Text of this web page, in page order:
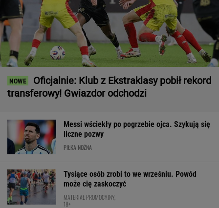
Oficjalnie: Klub z Ekstraklasy pobił rekord
transferowy! Gwiazdor odchodzi
Messi wściekły po pogrzebie ojca. Szykują się
liczne pozwy
PIŁKA NOŻNA
Tysiące osób zrobi to we wrześniu. Powód
może cię zaskoczyć
MATERIAŁ PROMOCYJNY,
18+